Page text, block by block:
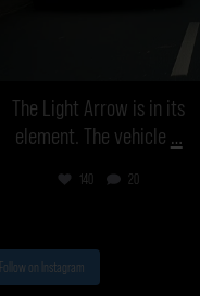
The Light Arrow is in its
element. The vehicle …
140 20
Follow on Instagram